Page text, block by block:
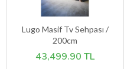
Lugo Masif Tv Sehpası /
200cm
43,499.90 TL